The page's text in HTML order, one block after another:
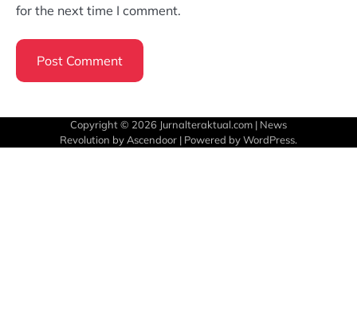
for the next time I comment.
Copyright © 2026 Jurnalteraktual.com | News
Revolution by Ascendoor | Powered byWordPress.